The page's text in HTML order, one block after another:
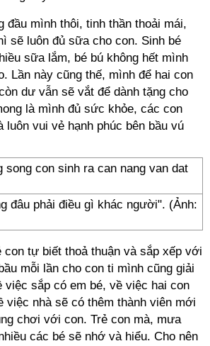
đầu mình thôi, tinh thần thoải mái,
sẽ luôn đủ sữa cho con. Sinh bé
sữa lắm, bé bú không hết mình
Lần này cũng thế, mình để hai con
dư vẫn sẽ vắt để dành tặng cho
là mình đủ sức khỏe, các con
luôn vui vẻ hạnh phúc bên bầu vú
đâu phải điều gì khác người". (Ảnh:
tự biết thoả thuận và sắp xếp với
mỗi lần cho con ti mình cũng giải
việc sắp có em bé, về việc hai con
việc nhà sẽ có thêm thành viên mới
chơi với con. Trẻ con mà, mưa
các bé sẽ nhớ và hiểu. Cho nên